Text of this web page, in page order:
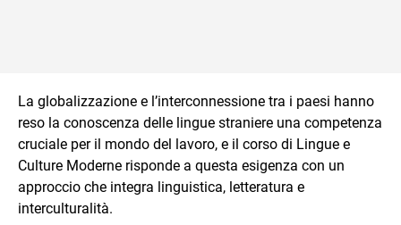
La globalizzazione e l’interconnessione tra i paesi hanno
reso la conoscenza delle lingue straniere una competenza
cruciale per il mondo del lavoro, e il corso di Lingue e
Culture Moderne risponde a questa esigenza con un
approccio che integra linguistica, letteratura e
interculturalità.